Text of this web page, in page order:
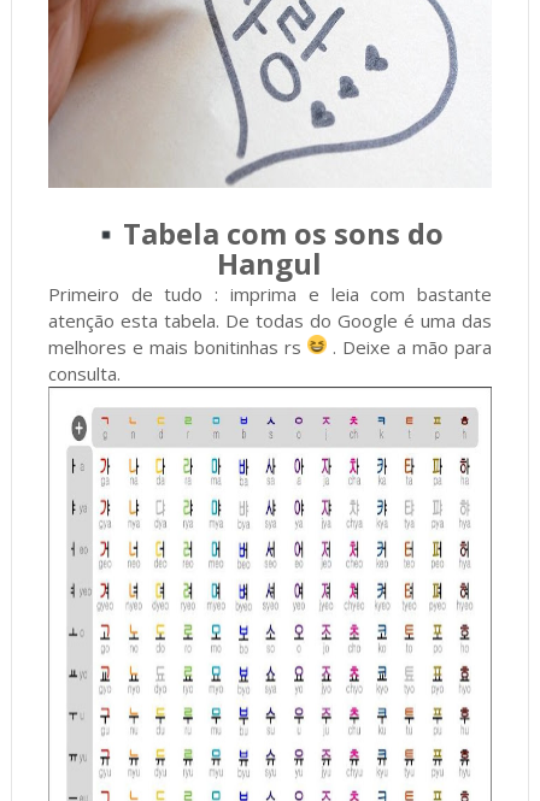
Tabela com os sons do
Hangul
Primeiro de tudo : imprima e leia com bastante
atenção esta tabela. De todas do Google é uma das
melhores e mais bonitinhas rs
. Deixe a mão para
consulta.